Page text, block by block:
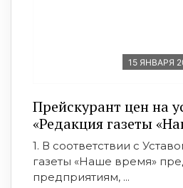
15 ЯНВАРЯ
Прейскурант цен на
«Редакция газеты
1. В соответствии с
газеты «Наше время»
предприятиям, ...